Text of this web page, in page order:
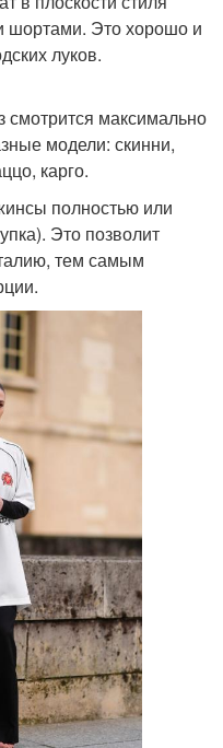
шортами. Это хорошо и
луков.
максимально
модели: скинни,
карго.
полностью или
Это позволит
тем самым